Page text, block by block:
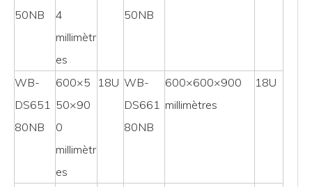
50NB
4
millimètr
es
50NB
WB-
DS651
80NB
600×5
50×90
0
millimètr
es
18U WB-
DS661
80NB
600×600×900
millimètres
18U